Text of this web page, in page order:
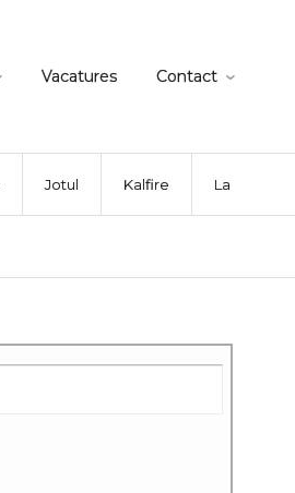
Vacatures Contact
Jotul Kalfire La